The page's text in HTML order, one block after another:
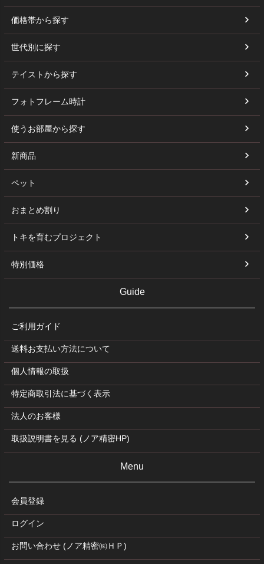
価格帯から探す
世代別に探す
テイストから探す
フォトフレーム時計
使うお部屋から探す
新商品
ペット
おまとめ割り
トキを育むプロジェクト
特別価格
Guide
ご利用ガイド
送料お支払い方法について
個人情報の取扱
特定商取引法に基づく表示
法人のお客様
取扱説明書を見る (ノア精密HP)
Menu
会員登録
ログイン
お問い合わせ (ノア精密㈱ＨＰ)